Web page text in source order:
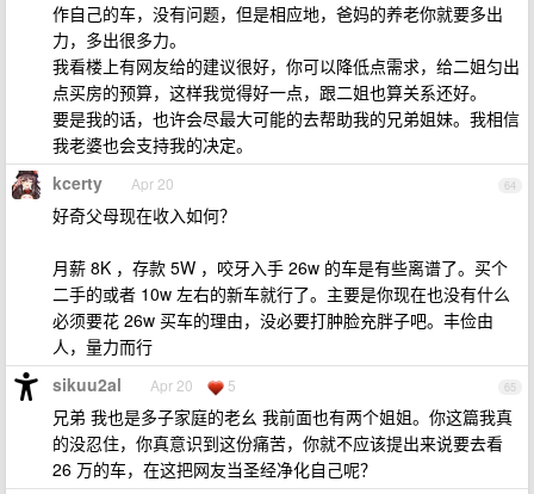
作自己的车，没有问题，但是相应地，爸妈的养老你就要多出
力，多出很多力。
我看楼上有网友给的建议很好，你可以降低点需求，给二姐匀出
点买房的预算，这样我觉得好一点，跟二姐也算关系还好。
要是我的话，也许会尽最大可能的去帮助我的兄弟姐妹。我相信
我老婆也会支持我的决定。
64
kcerty Apr 20
好奇父母现在收入如何？
月薪 8K ，存款 5W ，咬牙入手 26w 的车是有些离谱了。买个
二手的或者 10w 左右的新车就行了。主要是你现在也没有什么
必须要花 26w 买车的理由，没必要打肿脸充胖子吧。丰俭由
人，量力而行
65
sikuu2al Apr 20 5
兄弟 我也是多子家庭的老幺 我前面也有两个姐姐。你这篇我真
的没忍住，你真意识到这份痛苦，你就不应该提出来说要去看
26 万的车，在这把网友当圣经净化自己呢？